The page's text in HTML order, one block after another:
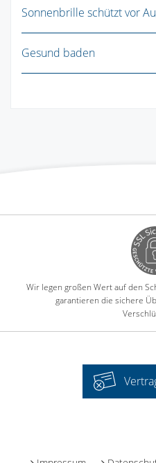
Sonnenbrille schützt vor
Gesund baden
Wir legen großen Wert auf den
garantieren die sichere